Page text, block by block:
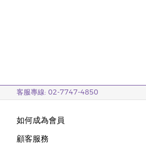
客服專線: 02-7747-4850
如何成為會員
顧客服務